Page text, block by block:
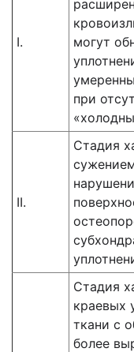
I.
могут
при
II.
Стадия
Стадия
краевых
ткани с
более